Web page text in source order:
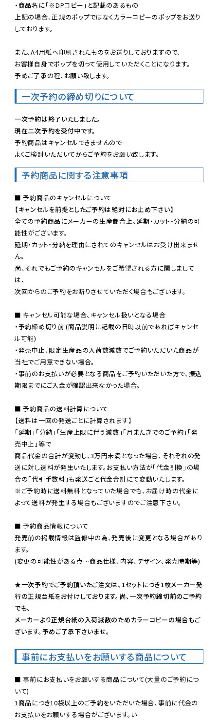
・商品名に「※DPコピー」と記載のあるもの
上記の場合、正規のポップではなくカラーコピーのポップをお送り
しております。
また、A4用紙へ印刷されたものをお送りしておりますので、
お客様自身でポップを切って使用していただくことになります。
予めご了承の程、お願い致します。
一次予約の締め切りについて
一次予約は終了いたしました。
現在二次予約を受付中です。
予約商品はキャンセルできませんので
よくご検討いただいてからご予約をお願い致します。
予約商品に関する注意事項
【キャンセルを前提としたご予約は絶対にお止め下さい】
全ての予約商品にメーカーの生産都合上、延期・カット・分納の可
能性がございます。
延期・カット・分納を理由にされてのキャンセルはお受け出来ませ
ん。
尚、それでもご予約のキャンセルをご希望される方に関しまして
は、
次回からのご予約をお断りさせていただく場合もございます。
■ キャンセル可能な場合、キャンセル扱いとなる場合
・予約締め切り前 (商品説明に記載の日時以前であればキャンセ
ル可能)
・発売中止、限定生産品の入荷数減数でご予約いただいた商品が
当社でご用意できない場合。
・事前のお支払いが必要となる商品をご予約いただいた方で、振込
期限までにご入金が確認出来なかった場合。
■ 予約商品の送料計算について
【送料は一回の発送ごとに計算されます】
「延期」「分納」「生産上限に伴う減数」「月またぎでのご予約」「発
売中止」等で
商品代金の合計が変動し、3万円未満となった場合、それぞれの発
送に対し送料が発生いたします。お支払い方法が「代金引換」の場
※ご予約時に送料無料となっていた場合でも、お届け時の代金に
よって送料が発生する場合もございますのでご注意下さい。
■ 予約商品情報について
発売前の掲載情報は監修中の為、発売後に変更となる場合があり
ます。
(変更の可能性がある点…商品仕様、内容、デザイン、発売時期等)
★一次予約でご予約頂いたご注文は、1セットにつき1枚メーカー発
行の正規台紙をお付けしております。尚、一次予約締切前のご予約
でも、
メーカーより正規台紙の入荷減数のためカラーコピーの場合もご
ざいます。予めご了承下さいませ。
事前にお支払いをお願いする商品について
■ 事前にお支払いをお願いする商品について(大量のご予約につ
いて)
1商品につき10袋以上のご予約をいただいた場合、事前に代金の
お支払いをお願いする場合がございます。い